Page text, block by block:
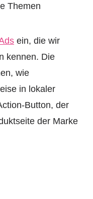
Themen
ein, die wir
kennen. Die
wie
in lokaler
Button, der
der Marke